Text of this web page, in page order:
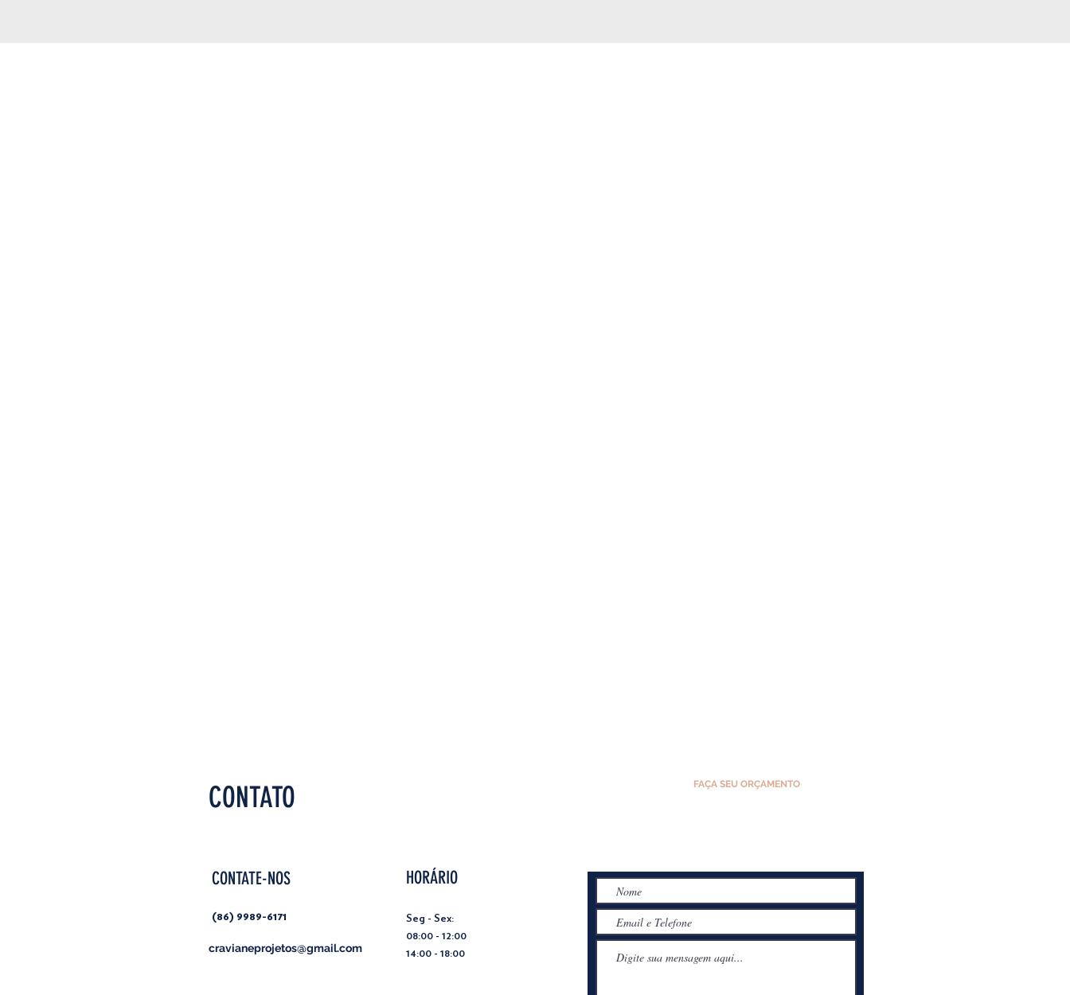
CONTATO
CONTATE-NOS
(86) 9989-6171
cravianeprojetos@gmail.com
HORÁRIO
Seg - Sex:
08:00 - 12:00
14:00 - 18:00
FAÇA SEU ORÇAMENTO